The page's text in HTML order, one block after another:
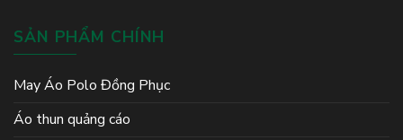
SẢN PHẨM CHÍNH
May Áo Polo Đồng Phục
Áo thun quảng cáo